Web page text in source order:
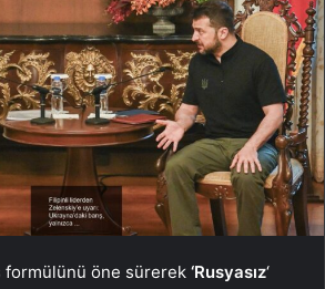
formülünü öne sürerek ‘Rusyasız‘